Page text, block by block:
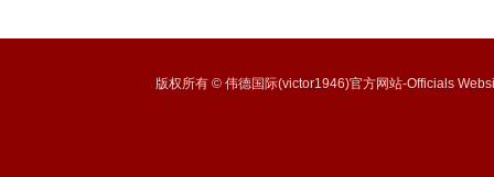
版权所有 © 伟德国际(victor1946)官方网站-Officials